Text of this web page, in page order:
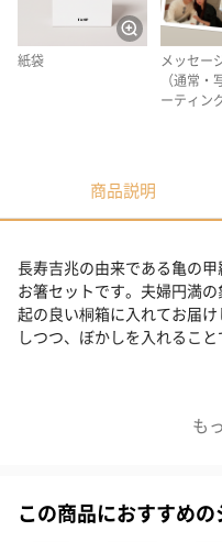
紙袋
メッセー
（通常・
ーティン
商品説明
も
長寿吉兆の由来である亀の
お箸セットです。夫婦円満
起の良い桐箱に入れてお届
しつつ、ぼかしを入れるこ
この商品におすすめの